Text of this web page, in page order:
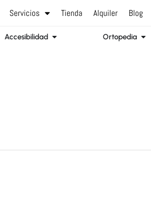
Servicios Tienda Alquiler Blog
Accesibilidad Abrir AccesibilidadOrtopedia